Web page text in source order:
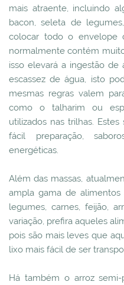
mais atraente, incluindo
bacon, seleta de
colocar todo o envelope
normalmente contém
isso elevará a ingestão
escassez de água, isto
mesmas regras valem
como o talharim ou
utilizados nas trilhas.
fácil preparação,
energéticas.
Além das massas,
ampla gama de
legumes, carnes, feijão,
variação, prefira aqueles
pois são mais leves que
lixo mais fácil de ser
Há também o arroz semi-